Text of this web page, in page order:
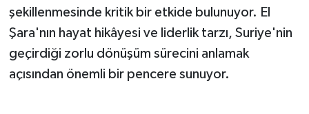
şekillenmesinde kritik bir etkide bulunuyor. El
Şara'nın hayat hikâyesi ve liderlik tarzı, Suriye'nin
geçirdiği zorlu dönüşüm sürecini anlamak
açısından önemli bir pencere sunuyor.